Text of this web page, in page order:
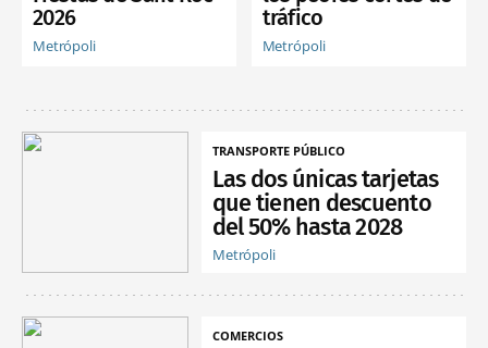
2026
Metrópoli
tráfico
Metrópoli
TRANSPORTE PÚBLICO
Las dos únicas tarjetas
que tienen descuento
del 50% hasta 2028
Metrópoli
COMERCIOS